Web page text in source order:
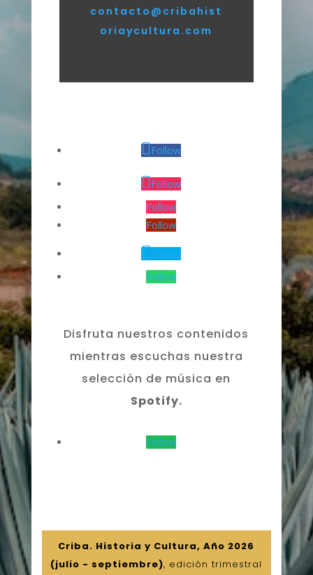
contacto@cribahist
oriaycultura.com
Follow
Follow
Follow
Follow
Follow
Follow
Disfruta nuestros contenidos
mientras escuchas nuestra
selección de música en
Spotify.
Follow
Criba. Historia y Cultura, Año 2026
(julio - septiembre), edición trimestral